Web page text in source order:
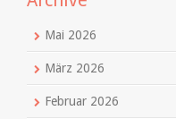
Mai 2026
März 2026
Februar 2026